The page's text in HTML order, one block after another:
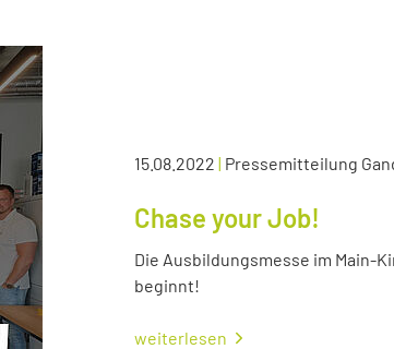
15.08.2022 | Pressemitteilung
Chase your Job!
Die Ausbildungsmesse im Main-
beginnt!
weiterlesen